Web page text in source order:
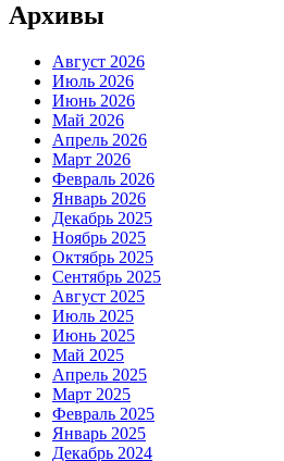
Архивы
Август 2026
Июль 2026
Июнь 2026
Май 2026
Апрель 2026
Март 2026
Февраль 2026
Январь 2026
Декабрь 2025
Ноябрь 2025
Октябрь 2025
Сентябрь 2025
Август 2025
Июль 2025
Июнь 2025
Май 2025
Апрель 2025
Март 2025
Февраль 2025
Январь 2025
Декабрь 2024